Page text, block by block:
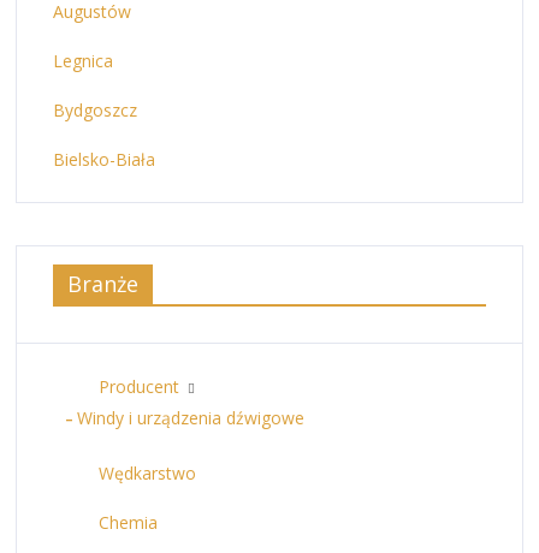
Augustów
Legnica
Bydgoszcz
Bielsko-Biała
Branże
Producent
Windy i urządzenia dźwigowe
Wędkarstwo
Chemia